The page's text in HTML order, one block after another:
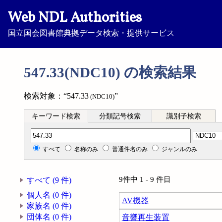
Web NDL Authorities
国立国会図書館典拠データ検索・提供サービス
547.33(NDC10) の検索結果
検索対象：“547.33 (NDC10)”
キーワード検索 分類記号検索 識別子検索
分類記号検索
すべて 名称のみ 普通件名のみ ジャンルのみ
すべて (9 件)
個人名 (0 件)
家族名 (0 件)
団体名 (0 件)
9件中 1 - 9 件目
AV機器
音響再生装置